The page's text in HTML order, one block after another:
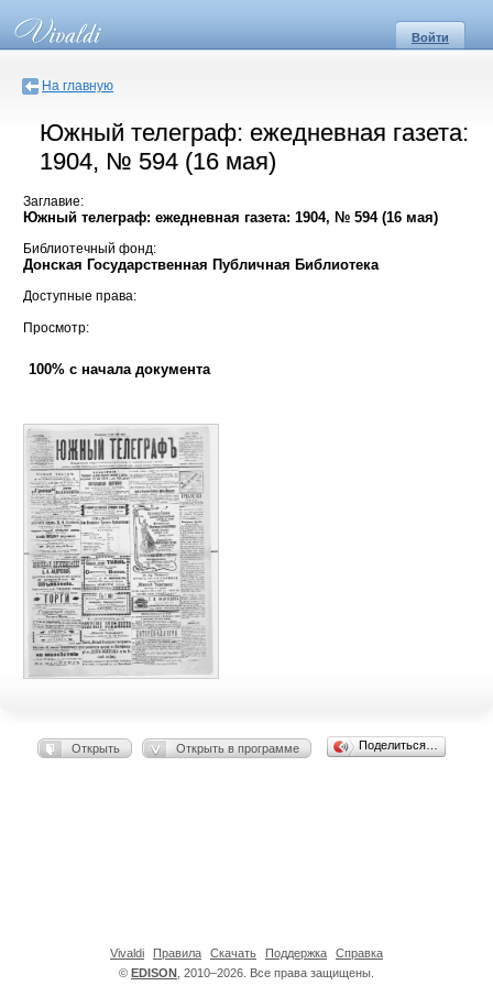
Войти
На главную
Южный телеграф: ежедневная газета:
1904, № 594 (16 мая)
Заглавие:
Южный телеграф: ежедневная газета: 1904, № 594 (16 мая)
Библиотечный фонд:
Донская Государственная Публичная Библиотека
Доступные права:
Просмотр:
100% с начала документа
Открыть Открыть в программе Поделиться…
© EDISON , 2010–2026. Все права защищены.
Vivaldi Правила Скачать Поддержка Справка